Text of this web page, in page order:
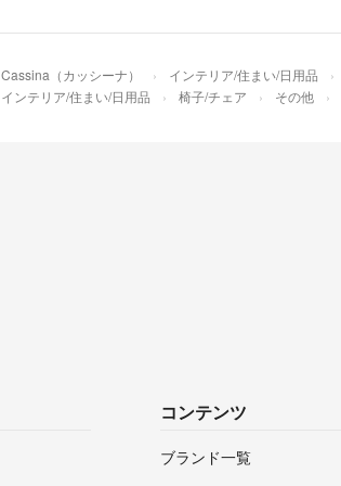
Cassina（カッシーナ） インテリア/住まい/日用品
インテリア/住まい/日用品 椅子/チェア その他
コンテンツ
ブランド一覧